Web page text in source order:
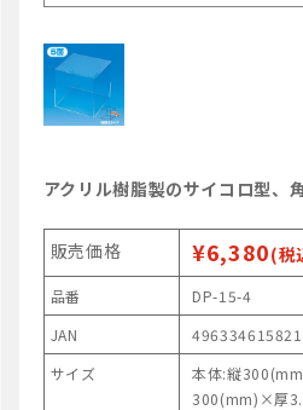
アクリル樹脂製のサイコロ型、
販売価格 ¥6,380(税
品番
DP-15-4
JAN
サイズ
本体:縦
300(mm)×厚